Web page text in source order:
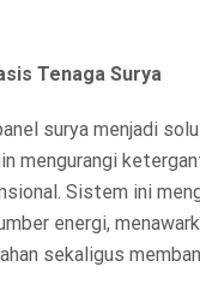
Tenaga Surya
surya menjadi
mengurangi
Sistem ini
energi,
sekaligus